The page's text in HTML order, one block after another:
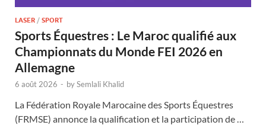
LASER / SPORT
Sports Équestres : Le Maroc qualifié aux
Championnats du Monde FEI 2026 en
Allemagne
6 août 2026 - bySemlali Khalid
La Fédération Royale Marocaine des Sports Équestres
(FRMSE) annonce la qualification et la participation de …